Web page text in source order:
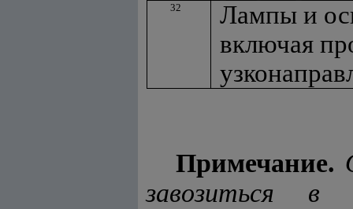
32
Лампы и
включая
Примечание.
завозиться в